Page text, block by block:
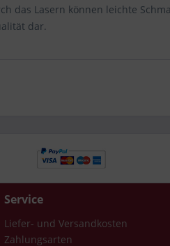
das Lasern können leichte
dar.
Service
Liefer- und Versandkosten
Zahlungsarten